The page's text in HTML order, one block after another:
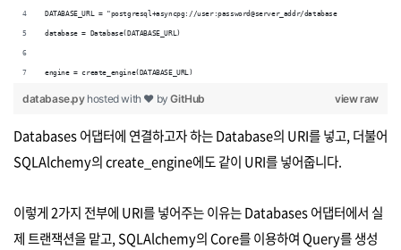
DATABASE_URL = "postgresql+asyncpg://user:password@server_addr/database
database = Database(DATABASE_URL)
engine = create_engine(DATABASE_URL)
view raw
database.py hosted with ❤ byGitHub
Databases 어댑터에 연결하고자 하는 Database의 URI를 넣고, 더불어
SQLAlchemy의 create_engine에도 같이 URI를 넣어줍니다.
이렇게 2가지 전부에 URI를 넣어주는 이유는 Databases 어댑터에서 실
제 트랜잭션을 맡고, SQLAlchemy의 Core를 이용하여 Query를 생성